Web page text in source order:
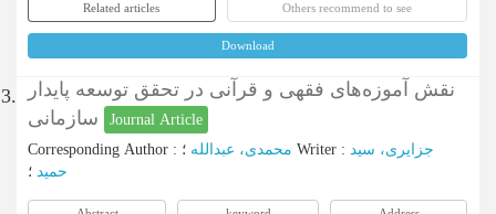
Related articles Others recommend to see
Download
3.
نقش آموزه‌های فقهی و قرآنی در تحقق توسعه پایدار
Journal Article
Corresponding Author : محمدی، عبدالله Writer : جزایری، سید
حمید ؛